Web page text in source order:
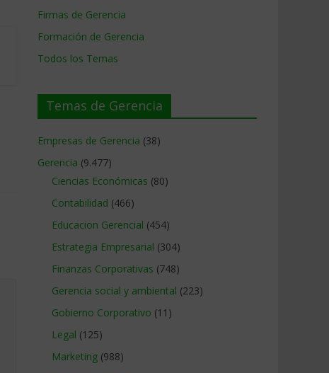
Firmas de Gerencia
Formación de Gerencia
Todos los Temas
Temas de Gerencia
Empresas de Gerencia (38)
Gerencia (9.477)
Ciencias Económicas (80)
Contabilidad (466)
Educacion Gerencial (454)
Estrategia Empresarial (304)
Finanzas Corporativas (748)
Gerencia social y ambiental (223)
Gobierno Corporativo (11)
Legal (125)
Marketing (988)